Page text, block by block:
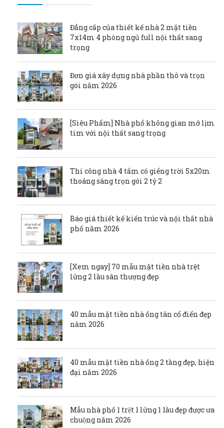
Đẳng cấp của thiết kế nhà 2 mặt tiền
7x14m 4 phòng ngủ full nội thất sang
trọng
Đơn giá xây dựng nhà phần thô và trọn
gói năm 2026
[Siêu Phẩm] Nhà phố không gian mở lịm
tim với nội thất sang trọng
Thi công nhà 4 tấm có giếng trời 5x20m
thoáng sáng trọn gói 2 tỷ 2
Báo giá thiết kế kiến trúc và nội thất nhà
phố năm 2026
[Xem ngay] 70 mẫu mặt tiền nhà trệt
lửng 2 lầu sân thượng đẹp
40 mẫu mặt tiền nhà ống tân cổ điển đẹp
năm 2026
40 mẫu mặt tiền nhà ống 2 tầng đẹp, hiện
đại năm 2026
Mẫu nhà phố 1 trệt 1 lửng 1 1ầu đẹp được ưa
chuộng năm 2026